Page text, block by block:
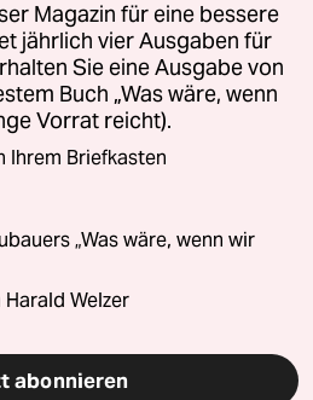
Magazin für eine bessere
jährlich vier Ausgaben für
Sie eine Ausgabe von
Buch „Was wäre, wenn
Vorrat reicht).
Ihrem Briefkasten
„Was wäre, wenn wir
Welzer
abonnieren